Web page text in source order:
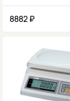
8882 ₽